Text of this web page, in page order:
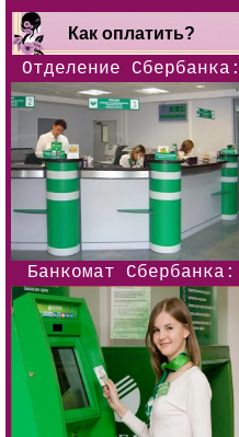
Как оплатить?
Отделение Сбербанка:
Банкомат Сбербанка: